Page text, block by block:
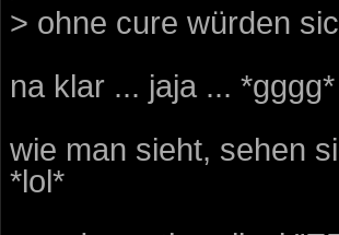
> ohne cure würden
na klar ... jaja ... *gggg*
wie man sieht, sehen
*lol*